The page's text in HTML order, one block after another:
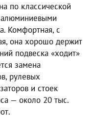
по классической
Комфортная, с
она хорошо держит
подвеска «ходит»
замена
рулевых
и стоек
— около 20 тыс.